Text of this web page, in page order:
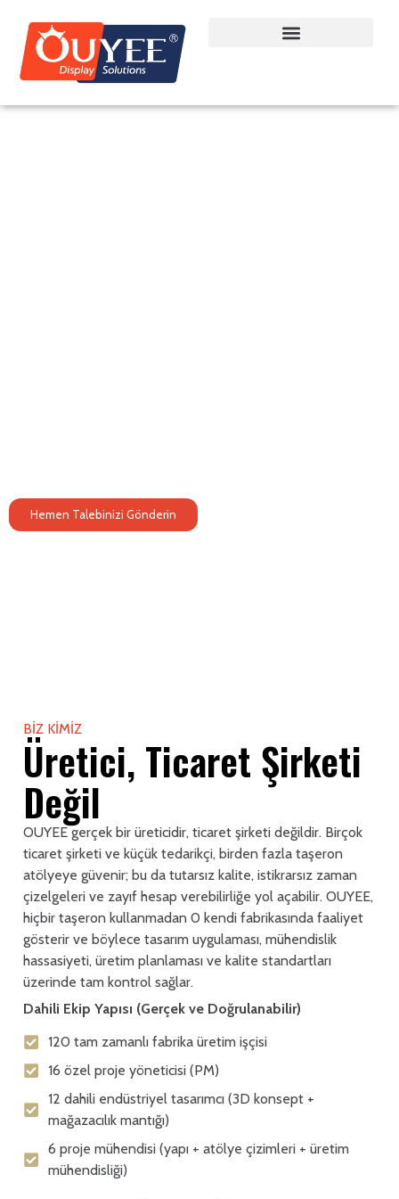
Hemen Talebinizi Gönderin
BIZ KIMIZ
Üretici, Ticaret Şirketi
Değil
OUYEE gerçek bir üreticidir, ticaret şirketi değildir. Birçok
ticaret şirketi ve küçük tedarikçi, birden fazla taşeron
atölyeye güvenir; bu da tutarsız kalite, istikrarsız zaman
çizelgeleri ve zayıf hesap verebilirliğe yol açabilir. OUYEE,
hiçbir taşeron kullanmadan 0 kendi fabrikasında faaliyet
gösterir ve böylece tasarım uygulaması, mühendislik
hassasiyeti, üretim planlaması ve kalite standartları
üzerinde tam kontrol sağlar.
Dahili Ekip Yapısı (Gerçek ve Doğrulanabilir)
120 tam zamanlı fabrika üretim işçisi
16 özel proje yöneticisi (PM)
12 dahili endüstriyel tasarımcı (3D konsept +
mağazacılık mantığı)
6 proje mühendisi (yapı + atölye çizimleri + üretim
mühendisliği)